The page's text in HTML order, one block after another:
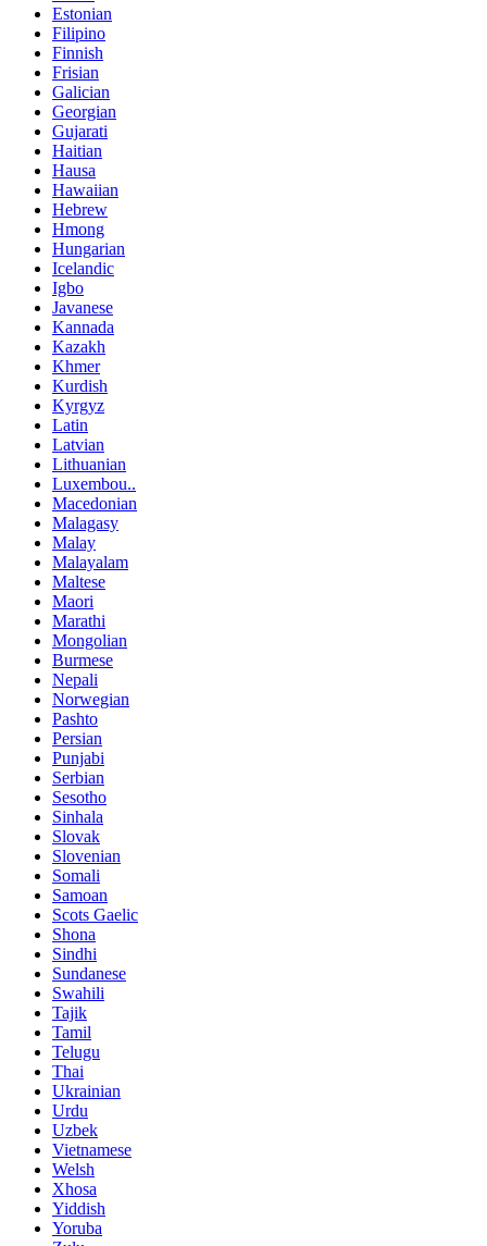
Estonian
Filipino
Finnish
Frisian
Galician
Georgian
Gujarati
Haitian
Hausa
Hawaiian
Hebrew
Hmong
Hungarian
Icelandic
Igbo
Javanese
Kannada
Kazakh
Khmer
Kurdish
Kyrgyz
Latin
Latvian
Lithuanian
Luxembou..
Macedonian
Malagasy
Malay
Malayalam
Maltese
Maori
Marathi
Mongolian
Burmese
Nepali
Norwegian
Pashto
Persian
Punjabi
Serbian
Sesotho
Sinhala
Slovak
Slovenian
Somali
Samoan
Scots Gaelic
Shona
Sindhi
Sundanese
Swahili
Tajik
Tamil
Telugu
Thai
Ukrainian
Urdu
Uzbek
Vietnamese
Welsh
Xhosa
Yiddish
Yoruba